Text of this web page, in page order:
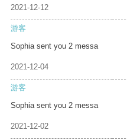
2021-12-12
游客
Sophia sent you 2 messa
2021-12-04
游客
Sophia sent you 2 messa
2021-12-02